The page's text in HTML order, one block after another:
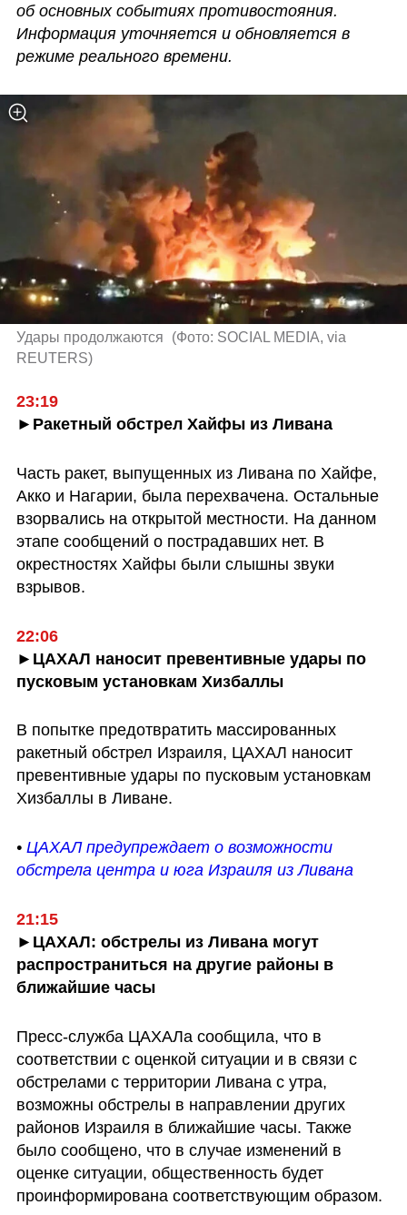
об основных событиях противостояния.
Информация уточняется и обновляется в
режиме реального времени.
Удары продолжаются (Фото: SOCIAL MEDIA, via
REUTERS)
23:19
►Ракетный обстрел Хайфы из Ливана
Часть ракет, выпущенных из Ливана по Хайфе,
Акко и Нагарии, была перехвачена. Остальные
взорвались на открытой местности. На данном
этапе сообщений о пострадавших нет. В
окрестностях Хайфы были слышны звуки
взрывов.
22:06
►ЦАХАЛ наносит превентивные удары по
пусковым установкам Хизбаллы
В попытке предотвратить массированных
ракетный обстрел Израиля, ЦАХАЛ наносит
превентивные удары по пусковым установкам
Хизбаллы в Ливане.
• ЦАХАЛ предупреждает о возможности
обстрела центра и юга Израиля из Ливана
21:15
►ЦАХАЛ: обстрелы из Ливана могут
распространиться на другие районы в
ближайшие часы
Пресс-служба ЦАХАЛа сообщила, что в
соответствии с оценкой ситуации и в связи с
обстрелами с территории Ливана с утра,
возможны обстрелы в направлении других
районов Израиля в ближайшие часы. Также
было сообщено, что в случае изменений в
оценке ситуации, общественность будет
проинформирована соответствующим образом.